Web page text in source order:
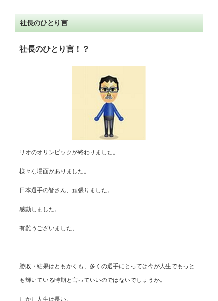
社長のひとり言
社長のひとり言！？
リオのオリンピックが終わりました。
様々な場面がありました。
日本選手の皆さん、頑張りました。
感動しました。
有難うございました。
勝敗・結果はともかくも、多くの選手にとっては今が人生でもっと
も輝いている時期と言っていいのではないでしょうか。
しかし人生は長い。